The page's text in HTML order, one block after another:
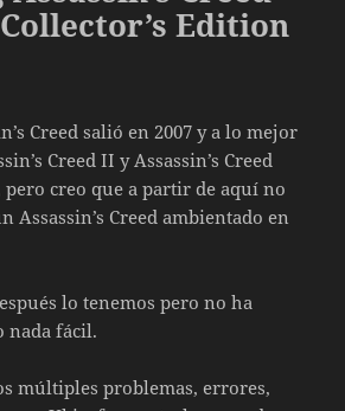
Edition
Creed salió en 2007 y a lo mejor
Creed II y Assassin’s Creed
creo que a partir de aquí no
Assassin’s Creed ambientado en
lo tenemos pero no ha
nada fácil.
múltiples problemas, errores,